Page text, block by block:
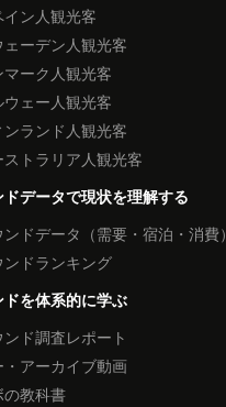
ン人観光客
ーデン人観光客
ーク人観光客
ェー人観光客
ランド人観光客
トラリア人観光客
データで現状を理解する
ドデータ（需要・宿泊・消費）
ンドランキング
を体系的に学ぶ
ド調査レポート
・アーカイブ動画
教科書